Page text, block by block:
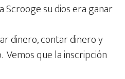
Scrooge su dios era ganar
dinero, contar dinero y
que la inscripción